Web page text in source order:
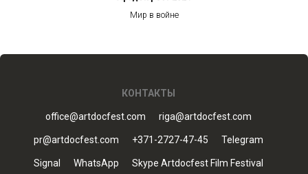
Мир в войне
КОНТАКТЫ
office@artdocfest.com riga@artdocfest.com
pr@artdocfest.com +371-2727-47-45 Telegram
Signal WhatsApp Skype Artdocfest Film Festival